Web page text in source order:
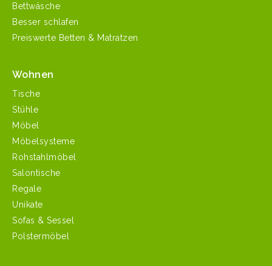
Bettwäsche
Besser schlafen
Preiswerte Betten & Matratzen
Wohnen
Tische
Stühle
Möbel
Möbelsysteme
Rohstahlmöbel
Salontische
Regale
Unikate
Sofas & Sessel
Polstermöbel